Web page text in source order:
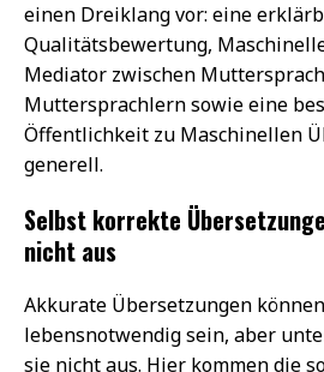
einen Dreiklang vor: eine
Qualitätsbewertung,
Mediator zwischen
Muttersprachlern sowie eine
Öffentlichkeit zu Maschinellen
generell.
Selbst korrekte
nicht aus
Akkurate Übersetzungen
lebensnotwendig sein, aber
sie nicht aus. Hier kommen die